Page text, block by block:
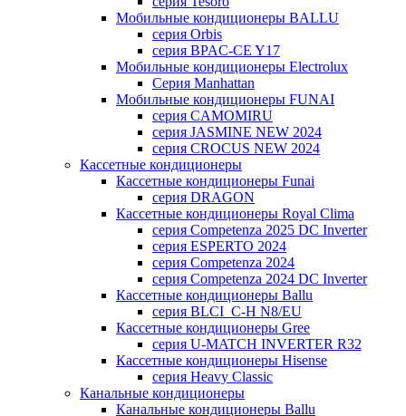
Мобильные кондиционеры BALLU
серия Orbis
серия BPAC-CE Y17
Мобильные кондиционеры Electrolux
Cерия Manhattan
Мобильные кондиционеры FUNAI
серия CAMOMIRU
серия JASMINE NEW 2024
серия CROCUS NEW 2024
Кассетные кондиционеры
Кассетные кондиционеры Funai
серия DRAGON
Кассетные кондиционеры Royal Clima
серия Competenza 2025 DC Inverter
серия ESPERTO 2024
серия Competenza 2024
серия Competenza 2024 DC Inverter
Кассетные кондиционеры Ballu
серия BLCI_C-H N8/EU
Кассетные кондиционеры Gree
серия U-MATCH INVERTER R32
Кассетные кондиционеры Hisense
серия Heavy Classic
Канальные кондиционеры
Канальные кондиционеры Ballu